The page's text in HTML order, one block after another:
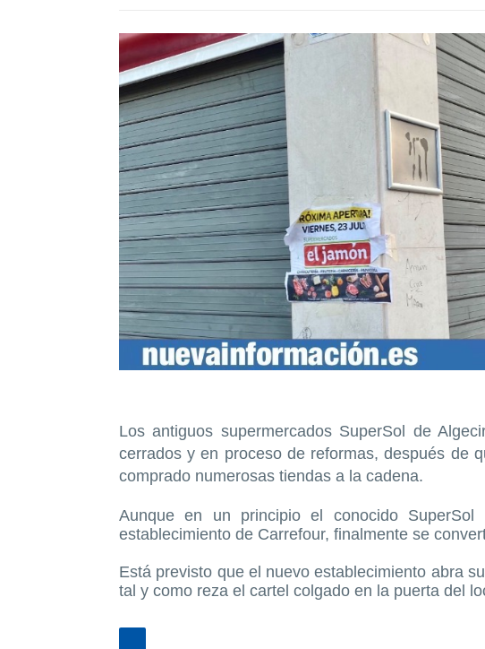
Los antiguos supermercados SuperSol de
cerrados y en proceso de reformas, después de
comprado numerosas tiendas a la cadena.
Aunque en un principio el conocido
establecimiento de Carrefour, finalmente se
Está previsto que el nuevo establecimiento abra
tal y como reza el cartel colgado en la puerta del